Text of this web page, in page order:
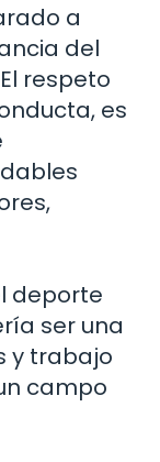
a
del
respeto
es
deporte
ser una
y trabajo
campo